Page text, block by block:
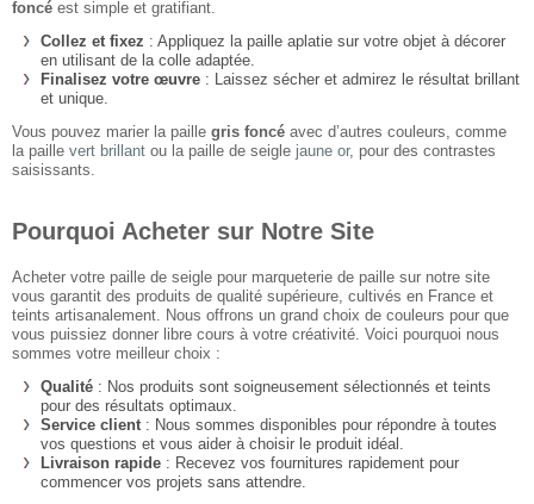
foncé est simple et gratifiant.
Collez et fixez : Appliquez la paille aplatie sur votre objet à décorer
en utilisant de la colle adaptée.
Finalisez votre œuvre : Laissez sécher et admirez le résultat brillant
et unique.
Vous pouvez marier la paille gris foncé avec d’autres couleurs, comme
la paille vert brillant ou la paille de seigle jaune or, pour des contrastes
saisissants.
Pourquoi Acheter sur Notre Site
Acheter votre paille de seigle pour marqueterie de paille sur notre site
vous garantit des produits de qualité supérieure, cultivés en France et
teints artisanalement. Nous offrons un grand choix de couleurs pour que
vous puissiez donner libre cours à votre créativité. Voici pourquoi nous
sommes votre meilleur choix :
Qualité : Nos produits sont soigneusement sélectionnés et teints
pour des résultats optimaux.
Service client : Nous sommes disponibles pour répondre à toutes
vos questions et vous aider à choisir le produit idéal.
Livraison rapide : Recevez vos fournitures rapidement pour
commencer vos projets sans attendre.